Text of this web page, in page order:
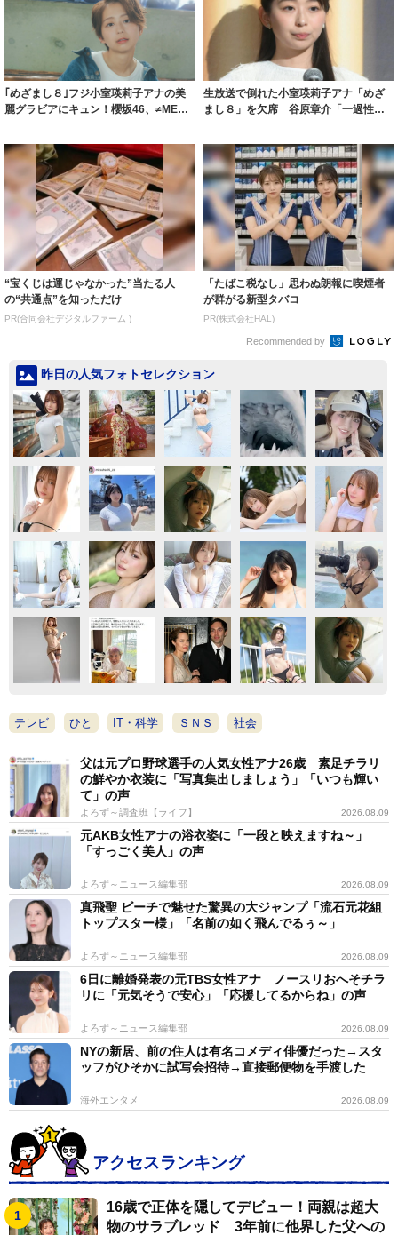
｢めざまし８｣フジ小室瑛莉子アナの美
麗グラビアにキュン！櫻坂46、≠ME、
生放送で倒れた小室瑛莉子アナ「めざ
まし８」を欠席 谷原章介「一過性の
“宝くじは運じゃなかった”当たる人
の“共通点”を知っただけ
PR(合同会社デジタルファーム )
「たばこ税なし」思わぬ朗報に喫煙者
が群がる新型タバコ
PR(株式会社HAL)
Recommended by
昨日の人気フォトセレクション
テレビ ひと IT・科学 ＳＮＳ 社会
父は元プロ野球選手の人気女性アナ26歳 素足チラリ
の鮮やか衣装に「写真集出しましょう」「いつも輝い
て」の声
よろず～調査班【ライフ】 2026.08.09
元AKB女性アナの浴衣姿に「一段と映えますね～」
「すっごく美人」の声
よろず～ニュース編集部 2026.08.09
真飛聖 ビーチで魅せた驚異の大ジャンプ「流石元花組
トップスター様」「名前の如く飛んでるぅ～」
よろず～ニュース編集部 2026.08.09
6日に離婚発表の元TBS女性アナ ノースリおへそチラ
リに「元気そうで安心」「応援してるからね」の声
よろず～ニュース編集部 2026.08.09
NYの新居、前の住人は有名コメディ俳優だった→スタ
ッフがひそかに試写会招待→直接郵便物を手渡した
海外エンタメ 2026.08.09
アクセスランキング
16歳で正体を隠してデビュー！両親は超大
物のサラブレッド 3年前に他界した父への